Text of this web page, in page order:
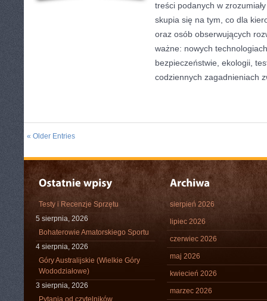
treści podanych w
skupia się na tym, co dla
oraz osób obserwujących
ważne: nowych
bezpieczeństwie, ekologii,
codziennych zagadnieniach
« Older Entries
Testy i Recenzje Sprzętu
5 sierpnia, 2026
Bohaterowie Amatorskiego Sportu
4 sierpnia, 2026
Góry Australijskie (Wielkie Góry
Wododziałowe)
3 sierpnia, 2026
Pytania od czytelników
sierpień 2026
lipiec 2026
czerwiec 2026
maj 2026
kwiecień 2026
marzec 2026